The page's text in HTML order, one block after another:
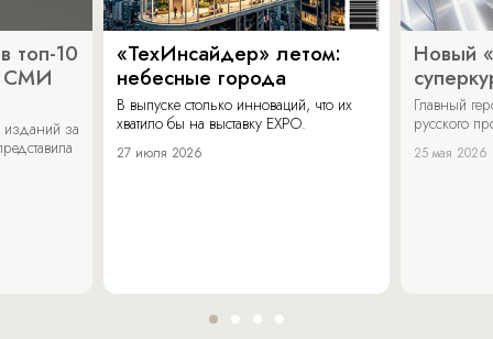
топ-10
СМИ
изданий за
«ТехИнсайдер» летом:
небесные города
В выпуске столько инноваций, что их
хватило бы на выставку EXPO.
27 июля 2026
Новый
Главный
русского
25 мая 2026